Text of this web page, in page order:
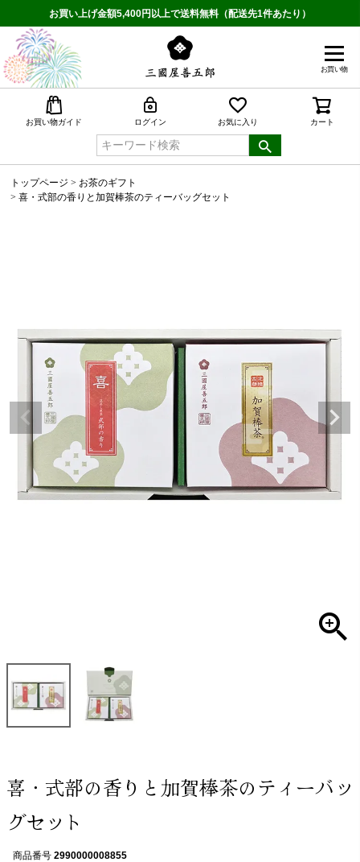
お買い上げ金額5,400円以上で送料無料（配送先1件あたり）
お買い物
お買い物ガイド ログイン お気に入り カート
トップページ
お茶のギフト
喜・式部の香りと加賀棒茶のティーバッグセット
喜・式部の香りと加賀棒茶のティーバッ
グセット
商品番号 2990000008855